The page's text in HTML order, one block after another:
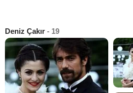
Deniz Çakır - 19